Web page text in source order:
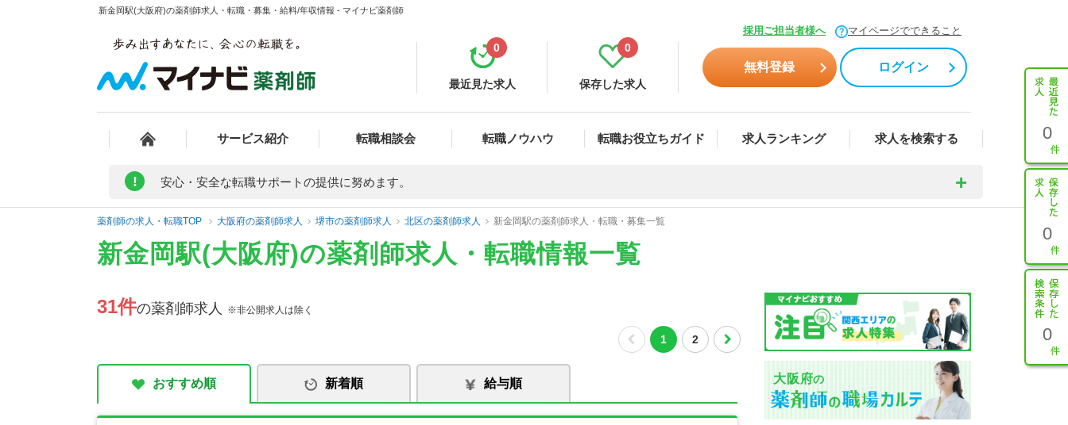
新金岡駅(大阪府)の薬剤師求人・転職・募集・給料/年収情報 - マイナビ薬剤師
採用ご担当者様へ マイページでできること
最近見た求人
0
保存した求人
0
無料登録 ログイン
サービス紹介 転職相談会 転職ノウハウ 転職お役立ちガイド 求人ランキング 求人を検索する 0
0
0
! 安心・安全な転職サポートの提供に努めます。
薬剤師の求人・転職TOP 大阪府の薬剤師求人 堺市の薬剤師求人 北区の薬剤師求人 新金岡駅の薬剤師求人・転職・募集一覧
新金岡駅(大阪府)の薬剤師求人・転職情報一覧
31件の薬剤師求人 ※非公開求人は除く
1 2
おすすめ順 新着順 給与順 大阪府の